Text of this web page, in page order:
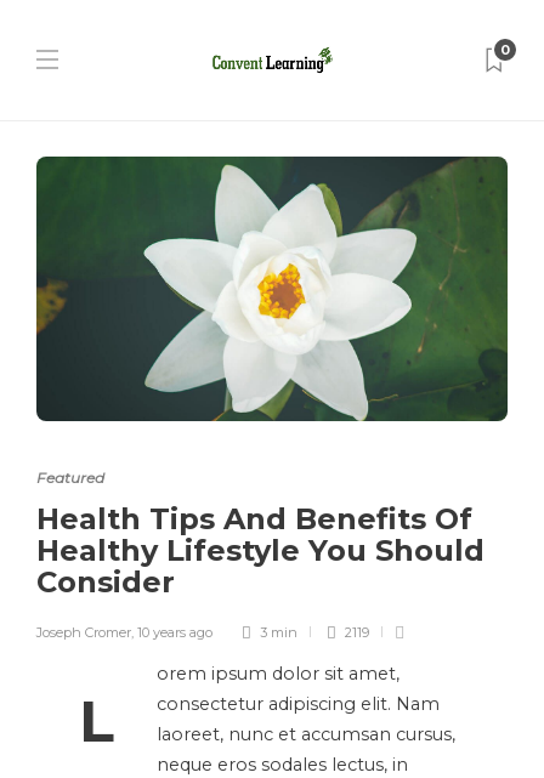
0
Featured
Health Tips And Benefits Of
Healthy Lifestyle You Should
Consider
Joseph Cromer, 10 years ago 3 min 2119
L
orem ipsum dolor sit amet,
consectetur adipiscing elit. Nam
laoreet, nunc et accumsan cursus,
neque eros sodales lectus, in